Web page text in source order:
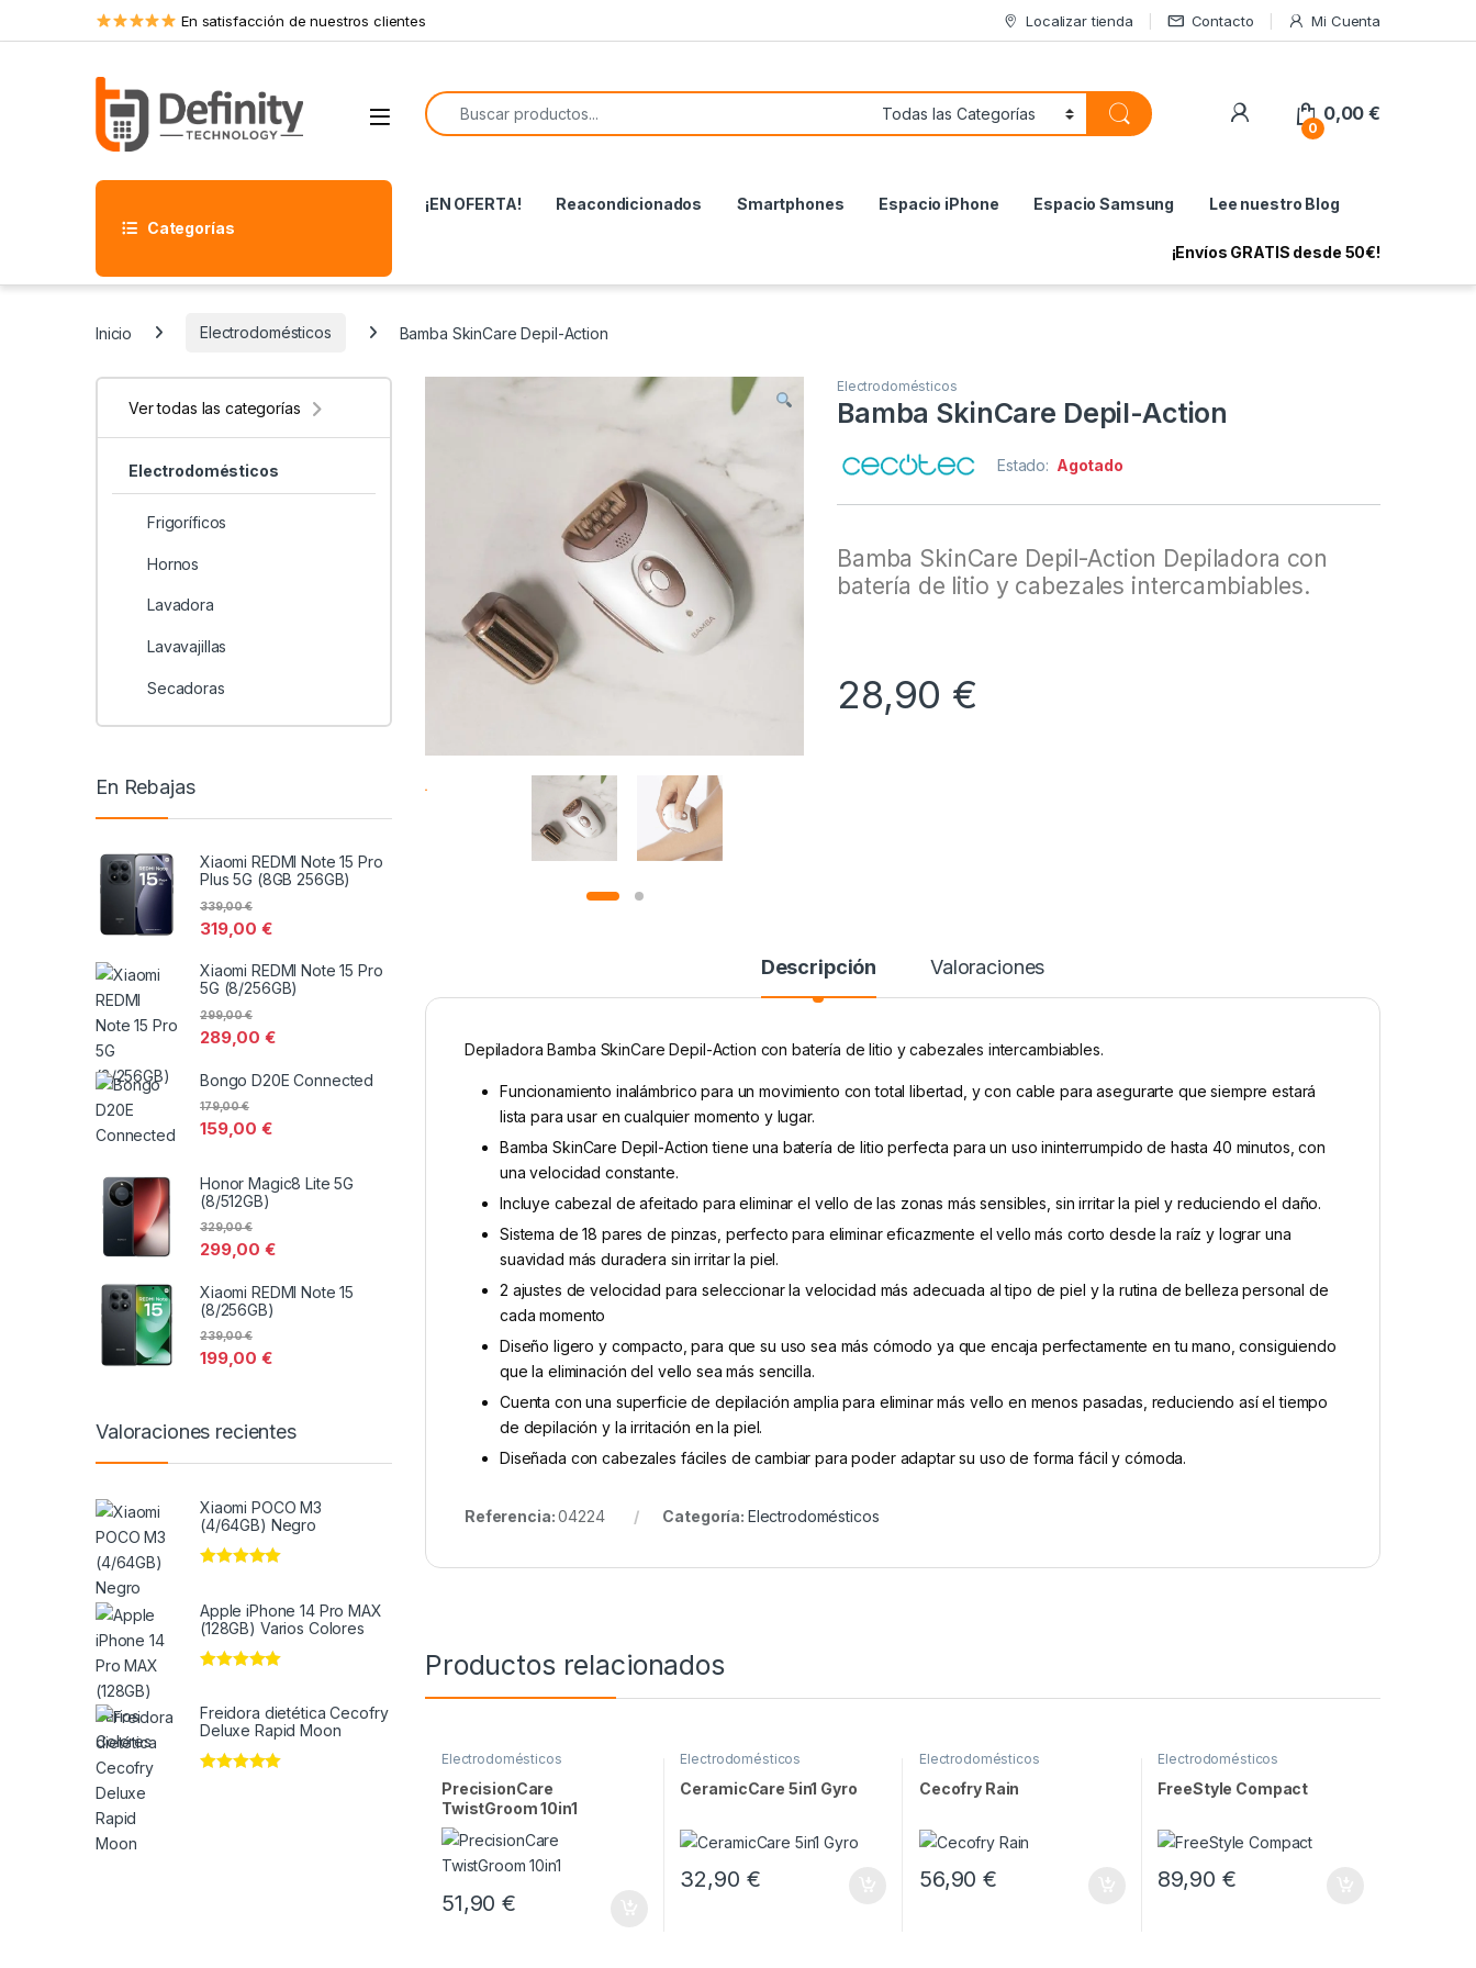
Skip to navigation
Skip to content En satisfacción de nuestros clientes Localizar tienda Contacto Mi Cuenta
Open
Search for:
My Account
0
0,00€
Categorías
¡EN OFERTA! Reacondicionados Smartphones Espacio iPhone Espacio Samsung Lee nuestro Blog
¡Envíos GRATIS desde 50€!
Inicio Electrodomésticos Bamba SkinCare Depil-Action
Electrodomésticos
Bamba SkinCare Depil-Action
Estado: Agotado
Bamba SkinCare Depil-Action Depiladora con
batería de litio y cabezales intercambiables.
28,90 €
Descripción Valoraciones
Depiladora Bamba SkinCare Depil-Action con batería de litio y cabezales intercambiables.
Funcionamiento inalámbrico para un movimiento con total libertad, y con cable para asegurarte que siempre estará
lista para usar en cualquier momento y lugar.
Bamba SkinCare Depil-Action tiene una batería de litio perfecta para un uso ininterrumpido de hasta 40 minutos, con
una velocidad constante.
Incluye cabezal de afeitado para eliminar el vello de las zonas más sensibles, sin irritar la piel y reduciendo el daño.
Sistema de 18 pares de pinzas, perfecto para eliminar eficazmente el vello más corto desde la raíz y lograr una
suavidad más duradera sin irritar la piel.
2 ajustes de velocidad para seleccionar la velocidad más adecuada al tipo de piel y la rutina de belleza personal de
cada momento
Diseño ligero y compacto, para que su uso sea más cómodo ya que encaja perfectamente en tu mano, consiguiendo
que la eliminación del vello sea más sencilla.
Cuenta con una superficie de depilación amplia para eliminar más vello en menos pasadas, reduciendo así el tiempo
de depilación y la irritación en la piel.
Diseñada con cabezales fáciles de cambiar para poder adaptar su uso de forma fácil y cómoda.
Referencia:04224 Categoría: Electrodomésticos
Productos relacionados
Electrodomésticos
PrecisionCare
TwistGroom 10in1
51,90€
Electrodomésticos
CeramicCare 5in1 Gyro
32,90 €
Electrodomésticos
Cecofry Rain
56,90€
Electrodomésticos
FreeStyle Compact
89,90 €
Ver todas las categorías
Electrodomésticos
Frigoríficos
Hornos
Lavadora
Lavavajillas
Secadoras
En Rebajas
Xiaomi REDMI Note 15 Pro
Plus 5G (8GB 256GB)
319,00€
339,00€
Xiaomi REDMI Note 15 Pro
5G (8/256GB)
289,00€
299,00€
Bongo D20E Connected
159,00€
179,00€
Honor Magic8 Lite 5G
(8/512GB)
299,00€
329,00€
Xiaomi REDMI Note 15
(8/256GB)
199,00€
239,00€
Valoraciones recientes
Xiaomi POCO M3
(4/64GB) Negro
Apple iPhone 14 Pro MAX
(128GB) Varios Colores
Freidora dietética Cecofry
Deluxe Rapid Moon